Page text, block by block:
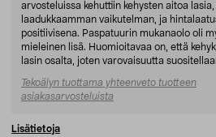
arvosteluissa kehuttiin kehysten aitoa
laadukkaamman vaikutelman, ja
positiivisena. Paspatuurin mukanaolo oli
mieleinen lisä. Huomioitavaa on, että
lasin osalta, joten varovaisuutta
Tekoälyn tuottama yhteenveto tuotteen
asiakasarvosteluista
Lisätietoja